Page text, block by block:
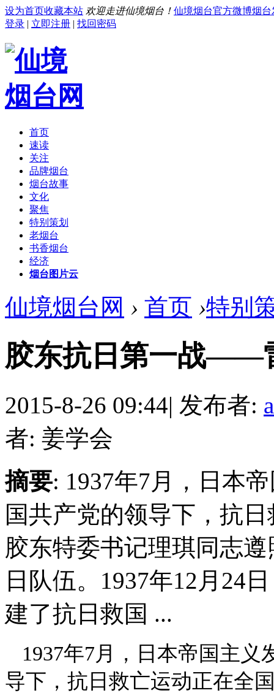
设为首页收藏本站 欢迎走进仙境烟台！ 仙境烟台官方微博烟台
登录 | 立即注册 | 找回密码
首页
速读
关注
品牌烟台
烟台故事
文化
聚焦
特别策划
老烟台
书香烟台
经济
烟台图片云
仙境烟台网 › 首页 ›特别
胶东抗日第一战——
2015-8-26 09:44| 发布者:
者: 姜学会
摘要: 1937年7月，日本
国共产党的领导下，抗
胶东特委书记理琪同志
日队伍。1937年12月24
建了抗日救国 ...
1937年7月，日本帝国主
导下，抗日救亡运动正在全